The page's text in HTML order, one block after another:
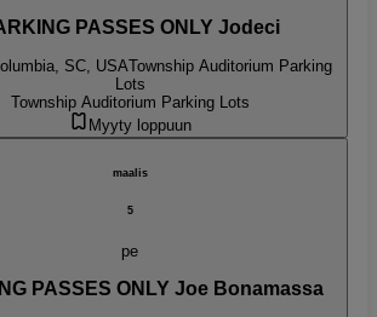
PASSES ONLY Jodeci
SC, USATownship Auditorium Parking
Lots
Township Auditorium Parking Lots
Myyty loppuun
maalis
5
pe
PASSES ONLY Joe Bonamassa